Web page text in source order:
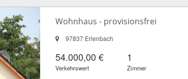
Wohnhaus - provisionsfrei
97837 Erlenbach
54.000,00 €
Verkehrswert
1
Zimmer